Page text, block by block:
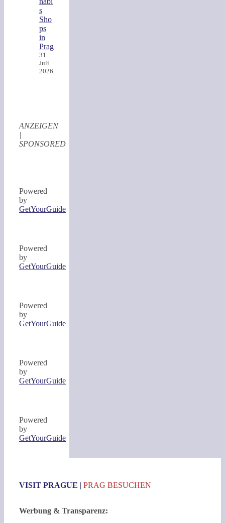
s
Sho
ps
in
Prag
31.
Juli
2026
ANZEIGEN
|
SPONSORED
Powered
by
GetYourGuide
Powered
by
GetYourGuide
Powered
by
GetYourGuide
Powered
by
GetYourGuide
Powered
by
GetYourGuide
VISIT PRAGUE | PRAG BESUCHEN
Werbung & Transparenz: